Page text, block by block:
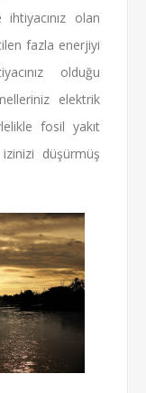
olan
fazla enerjiyi
olduğu
elektrik
fosil yakıt
düşürmüş